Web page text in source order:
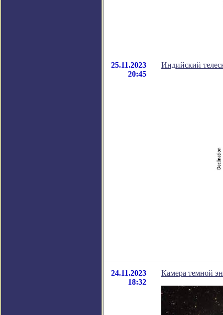
25.11.2023
20:45
Индийский
24.11.2023
18:32
Камера темной